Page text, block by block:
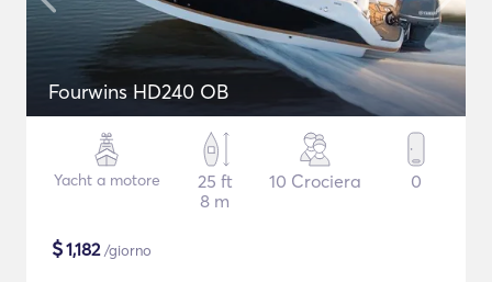
Fourwins HD240 OB
Yacht a motore
25 ft
8 m
10 Crociera 0
$1,182/giorno